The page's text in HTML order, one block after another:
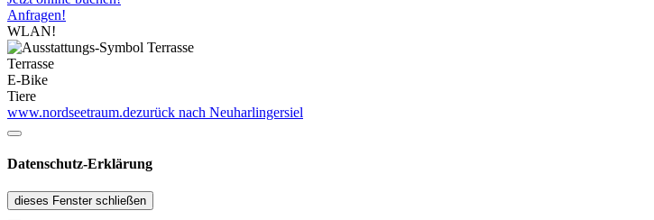
Anfragen!
WLAN!
Terrasse
E-Bike
Tiere
www.nordseetraum.dezurück nach Neuharlingersiel
Datenschutz-Erklärung
dieses Fenster schließen